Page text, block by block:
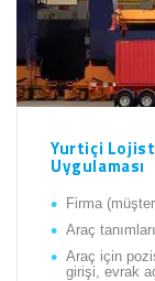
Yurtiçi
Uygulaması
Firma
Araç
Araç için
girişi, evrak